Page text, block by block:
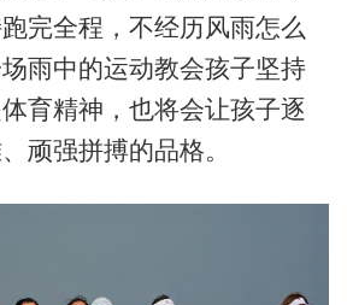
完全程，不经历风雨怎么
雨中的运动教会孩子坚持
育精神，也将会让孩子逐
顽强拼搏的品格。